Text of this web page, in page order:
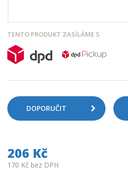
TENTO PRODUKT ZASÍLÁME S
DOPORUČIT
206 Kč
170 Kč bez DPH